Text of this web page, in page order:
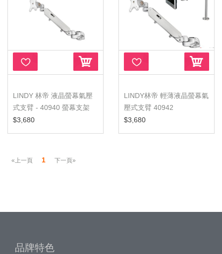
LINDY 林帝 液晶螢幕氣壓
式支臂 - 40940 螢幕支架
$3,680
LINDY林帝 輕薄液晶螢幕氣
壓式支臂 40942
$3,680
«上一頁 1 下一頁»
品牌特色